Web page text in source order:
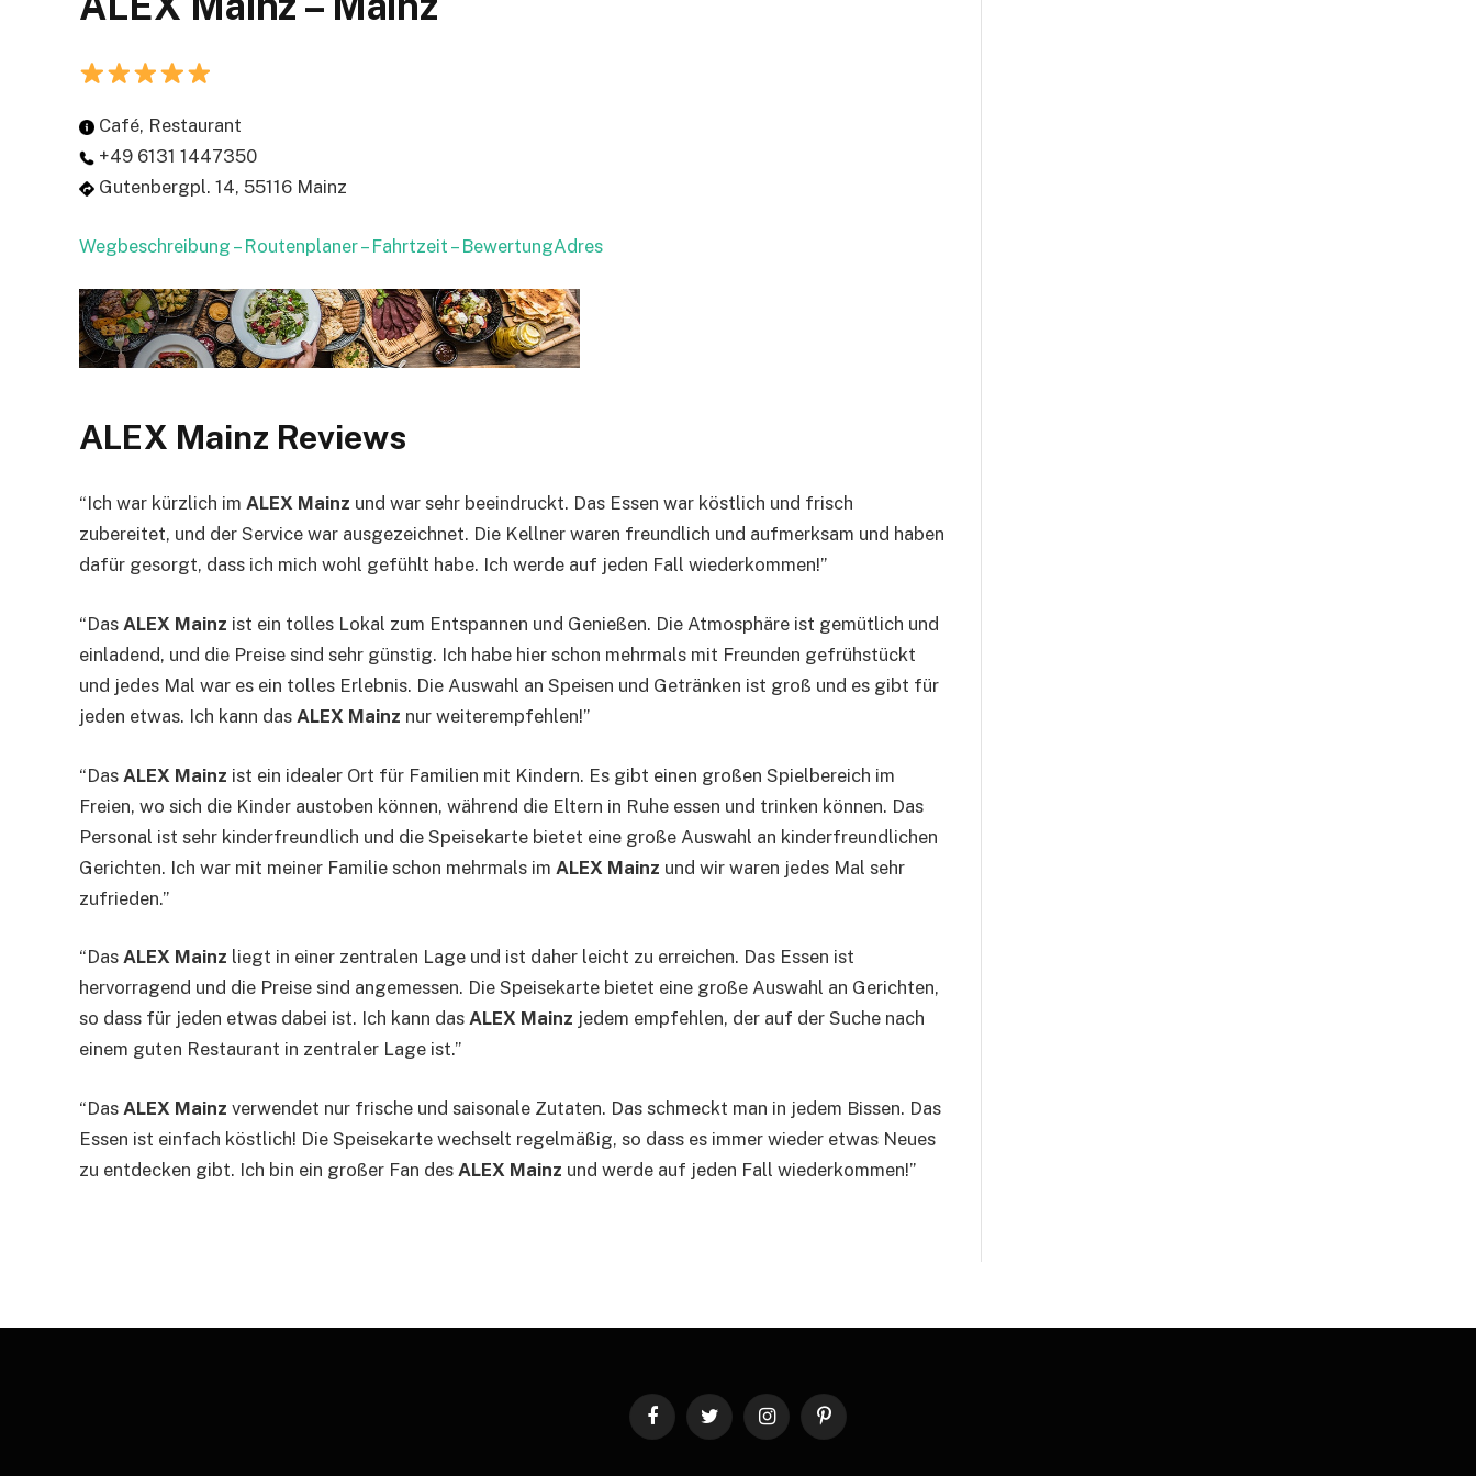
Café, Restaurant
+49 6131 1447350
Gutenbergpl. 14, 55116 Mainz
Wegbeschreibung – Routenplaner – Fahrtzeit – BewertungAdres
ALEX Mainz Reviews
“Ich war kürzlich im ALEX Mainz und war sehr beeindruckt. Das Essen war köstlich und frisch
zubereitet, und der Service war ausgezeichnet. Die Kellner waren freundlich und aufmerksam und haben
dafür gesorgt, dass ich mich wohl gefühlt habe. Ich werde auf jeden Fall wiederkommen!”
“Das ALEX Mainz ist ein tolles Lokal zum Entspannen und Genießen. Die Atmosphäre ist gemütlich und
einladend, und die Preise sind sehr günstig. Ich habe hier schon mehrmals mit Freunden gefrühstückt
und jedes Mal war es ein tolles Erlebnis. Die Auswahl an Speisen und Getränken ist groß und es gibt für
jeden etwas. Ich kann das ALEX Mainz nur weiterempfehlen!”
“Das ALEX Mainz ist ein idealer Ort für Familien mit Kindern. Es gibt einen großen Spielbereich im
Freien, wo sich die Kinder austoben können, während die Eltern in Ruhe essen und trinken können. Das
Personal ist sehr kinderfreundlich und die Speisekarte bietet eine große Auswahl an kinderfreundlichen
Gerichten. Ich war mit meiner Familie schon mehrmals im ALEX Mainz und wir waren jedes Mal sehr
zufrieden.”
“Das ALEX Mainz liegt in einer zentralen Lage und ist daher leicht zu erreichen. Das Essen ist
hervorragend und die Preise sind angemessen. Die Speisekarte bietet eine große Auswahl an Gerichten,
so dass für jeden etwas dabei ist. Ich kann das ALEX Mainz jedem empfehlen, der auf der Suche nach
einem guten Restaurant in zentraler Lage ist.”
“Das ALEX Mainz verwendet nur frische und saisonale Zutaten. Das schmeckt man in jedem Bissen. Das
Essen ist einfach köstlich! Die Speisekarte wechselt regelmäßig, so dass es immer wieder etwas Neues
zu entdecken gibt. Ich bin ein großer Fan des ALEX Mainz und werde auf jeden Fall wiederkommen!”
FacebookTwitter InstagramPinterest